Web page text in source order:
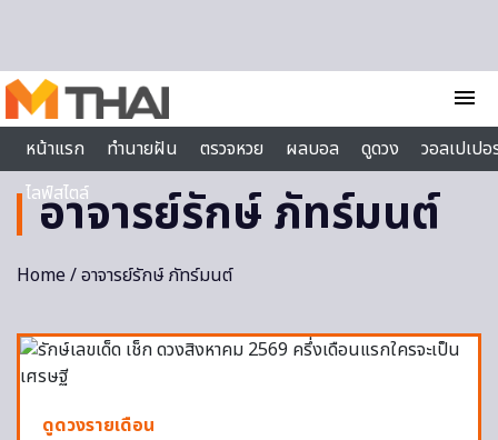
menu
หน้าแรก
ทำนายฝัน ตรวจหวย ผลบอล ดูดวง
วอลเปเป
ไลฟ์สไตล์
อาจารย์รักษ์ ภัทร์มนต์
Home/ อาจารย์รักษ์ ภัทร์มนต์
ดูดวงรายเดือน